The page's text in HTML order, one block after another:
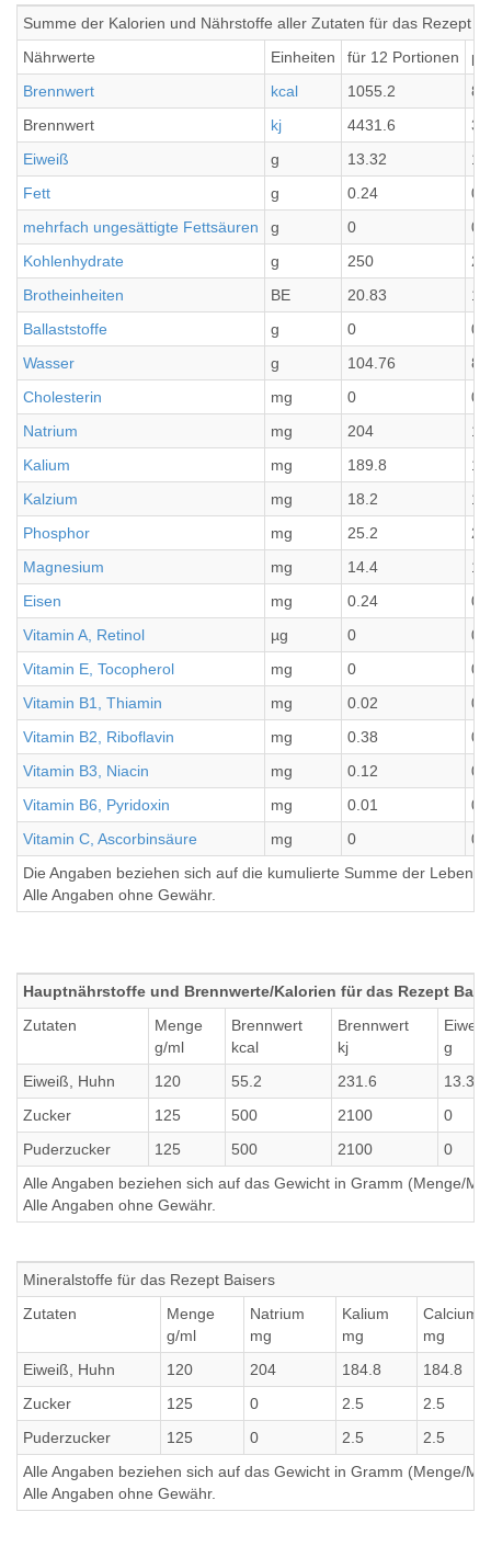
Summe der Kalorien und Nährstoffe aller Zutaten für das Rezept
Nährwerte
Einheiten für 12 Portionen
Brennwert
kcal 1055.2
Brennwert
kj 4431.6
Eiweiß
g 13.32
Fett
g 0.24
mehrfach ungesättigte Fettsäuren
g 0
0
Kohlenhydrate
g 250
Brotheinheiten
BE 20.83
Ballaststoffe
g 0
0
Wasser
g 104.76
Cholesterin
mg 0
0
Natrium
mg 204
17
Kalium
mg 189.8
Kalzium
mg 18.2
Phosphor
mg 25.2
Magnesium
mg 14.4
Eisen
mg 0.24
Vitamin A, Retinol
µg 0
0
Vitamin E, Tocopherol
mg 0
0
Vitamin B1, Thiamin
mg 0.02
0
Vitamin B2, Riboflavin
mg 0.38
Vitamin B3, Niacin
mg 0.12
Vitamin B6, Pyridoxin
mg 0.01
0
Vitamin C, Ascorbinsäure
mg 0
0
Die Angaben beziehen sich auf die kumulierte Summe der
Alle Angaben ohne Gewähr.
Hauptnährstoffe und Brennwerte/Kalorien für das Rezept
Zutaten
Menge
g/ml
Brennwert
kcal
Brennwert
kj
Eiweiß
g
Eiweiß, Huhn
120 55.2 231.6
13.32
Zucker
125 500 2100
0
Puderzucker
125 500 2100
0
Alle Angaben beziehen sich auf das Gewicht in Gramm (Menge/
Alle Angaben ohne Gewähr.
Mineralstoffe für das Rezept Baisers
Zutaten
Menge
g/ml
Natrium
mg
Kalium
mg
Calcium
mg
Eiweiß, Huhn
120 204 184.8
184.8
Zucker
125 0 2.5
2.5
Puderzucker
125 0 2.5
2.5
Alle Angaben beziehen sich auf das Gewicht in Gramm (Menge/
Alle Angaben ohne Gewähr.